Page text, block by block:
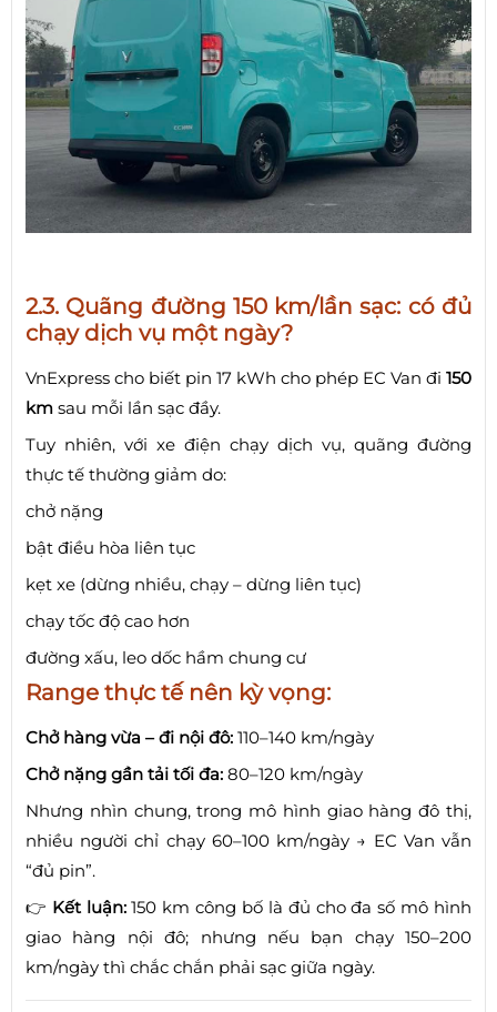
2.3. Quãng đường 150 km/lần sạc: có đủ
chạy dịch vụ một ngày?
VnExpress cho biết pin 17 kWh cho phép EC Van đi 150
km sau mỗi lần sạc đầy.
Tuy nhiên, với xe điện chạy dịch vụ, quãng đường
thực tế thường giảm do:
chở nặng
bật điều hòa liên tục
kẹt xe (dừng nhiều, chạy – dừng liên tục)
chạy tốc độ cao hơn
đường xấu, leo dốc hầm chung cư
Range thực tế nên kỳ vọng:
Chở hàng vừa – đi nội đô: 110–140 km/ngày
Chở nặng gần tải tối đa: 80–120 km/ngày
Nhưng nhìn chung, trong mô hình giao hàng đô thị,
nhiều người chỉ chạy 60–100 km/ngày → EC Van vẫn
“đủ pin”.
👉 Kết luận:150 km công bố là đủ cho đa số mô hình
giao hàng nội đô; nhưng nếu bạn chạy 150–200
km/ngày thì chắc chắn phải sạc giữa ngày.